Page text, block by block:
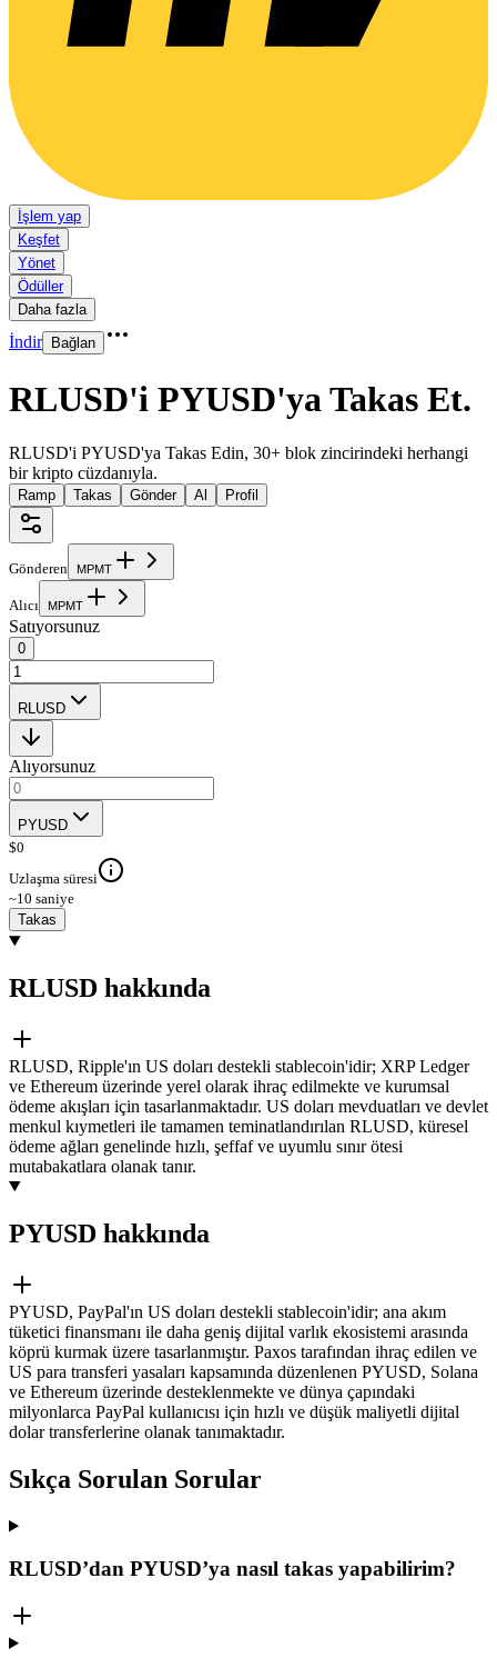
İşlem yap
Keşfet
Yönet
Ödüller
Daha fazla
İndir Bağlan
RLUSD'i PYUSD'ya Takas Et.
RLUSD'i PYUSD'ya Takas Edin, 30+ blok zincirindeki herhangi
bir kripto cüzdanıyla.
Ramp Takas Gönder Al Profil
Gönderen MPMT
Alıcı MPMT
Satıyorsunuz
0
RLUSD
Alıyorsunuz
PYUSD
$0
Uzlaşma süresi
~10 saniye
Takas
RLUSD hakkında
RLUSD, Ripple'ın US doları destekli stablecoin'idir; XRP Ledger
ve Ethereum üzerinde yerel olarak ihraç edilmekte ve kurumsal
ödeme akışları için tasarlanmaktadır. US doları mevduatları ve devlet
menkul kıymetleri ile tamamen teminatlandırılan RLUSD, küresel
ödeme ağları genelinde hızlı, şeffaf ve uyumlu sınır ötesi
mutabakatlara olanak tanır.
PYUSD hakkında
PYUSD, PayPal'ın US doları destekli stablecoin'idir; ana akım
tüketici finansmanı ile daha geniş dijital varlık ekosistemi arasında
köprü kurmak üzere tasarlanmıştır. Paxos tarafından ihraç edilen ve
US para transferi yasaları kapsamında düzenlenen PYUSD, Solana
ve Ethereum üzerinde desteklenmekte ve dünya çapındaki
milyonlarca PayPal kullanıcısı için hızlı ve düşük maliyetli dijital
dolar transferlerine olanak tanımaktadır.
Sıkça Sorulan Sorular
RLUSD’dan PYUSD’ya nasıl takas yapabilirim?